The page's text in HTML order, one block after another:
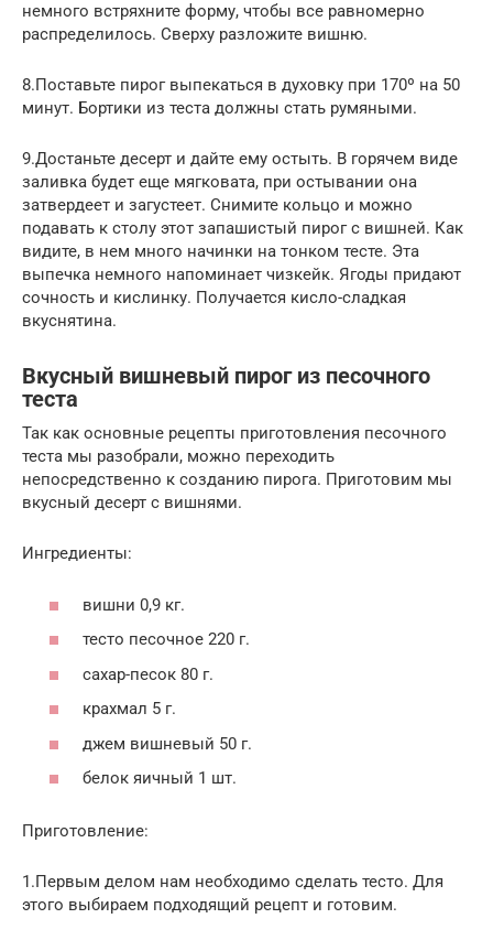
немного встряхните форму, чтобы все равномерно
распределилось. Сверху разложите вишню.
8.Поставьте пирог выпекаться в духовку при 170º на 50
минут. Бортики из теста должны стать румяными.
9.Достаньте десерт и дайте ему остыть. В горячем виде
заливка будет еще мягковата, при остывании она
затвердеет и загустеет. Снимите кольцо и можно
подавать к столу этот запашистый пирог с вишней. Как
видите, в нем много начинки на тонком тесте. Эта
выпечка немного напоминает чизкейк. Ягоды придают
сочность и кислинку. Получается кисло-сладкая
вкуснятина.
Вкусный вишневый пирог из песочного
теста
Так как основные рецепты приготовления песочного
теста мы разобрали, можно переходить
непосредственно к созданию пирога. Приготовим мы
вкусный десерт с вишнями.
Ингредиенты:
вишни 0,9 кг.
тесто песочное 220 г.
сахар-песок 80 г.
крахмал 5 г.
джем вишневый 50 г.
белок яичный 1 шт.
Приготовление:
1.Первым делом нам необходимо сделать тесто. Для
этого выбираем подходящий рецепт и готовим.